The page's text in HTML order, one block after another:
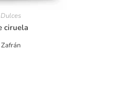
ciruela